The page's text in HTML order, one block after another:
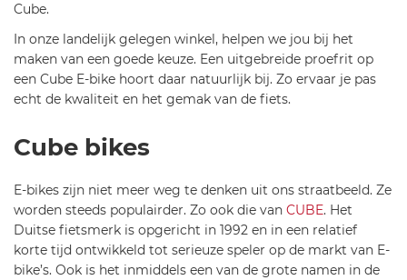
Cube.
In onze landelijk gelegen winkel, helpen we jou bij het
maken van een goede keuze. Een uitgebreide proefrit op
een Cube E-bike hoort daar natuurlijk bij. Zo ervaar je pas
echt de kwaliteit en het gemak van de fiets.
Cube bikes
E-bikes zijn niet meer weg te denken uit ons straatbeeld. Ze
worden steeds populairder. Zo ook die van CUBE. Het
Duitse fietsmerk is opgericht in 1992 en in een relatief
korte tijd ontwikkeld tot serieuze speler op de markt van E-
bike’s. Ook is het inmiddels een van de grote namen in de